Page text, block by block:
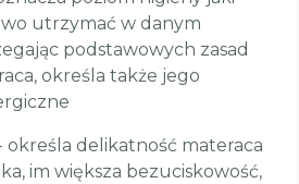
utrzymać w danym
podstawowych zasad
określa także jego
określa delikatność materaca
im większa bezuciskowość,